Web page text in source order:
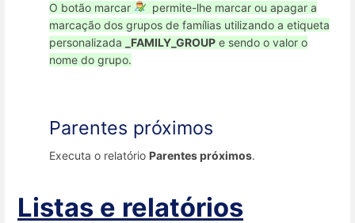
O botão marcar
permite-lhe marcar ou apagar a
marcação dos grupos de famílias utilizando a etiqueta
personalizada
_FAMILY_GROUP e sendo o valor o
nome do grupo.
Parentes próximos
Executa o relatório Parentes próximos.
Listas e relatórios